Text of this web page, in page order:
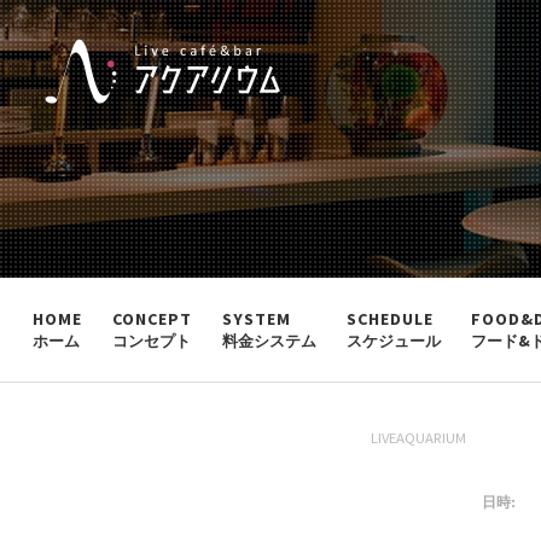
HOME
ホーム
CONCEPT
コンセプト
SYSTEM
料金システム
SCHEDULE
スケジュール フード&
LIVEAQUARIUM
日時: